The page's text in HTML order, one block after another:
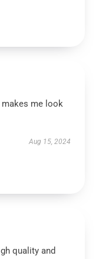
makes me look
Aug 15, 2024
quality and